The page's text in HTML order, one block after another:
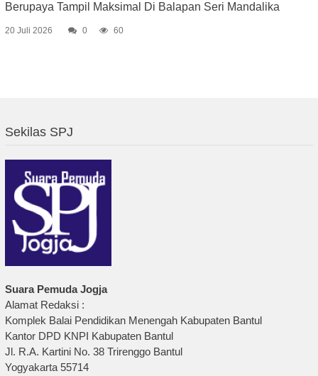
Berupaya Tampil Maksimal Di Balapan Seri Mandalika
20 Juli 2026 0 60
Sekilas SPJ
Suara Pemuda Jogja
Alamat Redaksi :
Komplek Balai Pendidikan Menengah Kabupaten Bantul
Kantor DPD KNPI Kabupaten Bantul
Jl. R.A. Kartini No. 38 Trirenggo Bantul
Yogyakarta 55714